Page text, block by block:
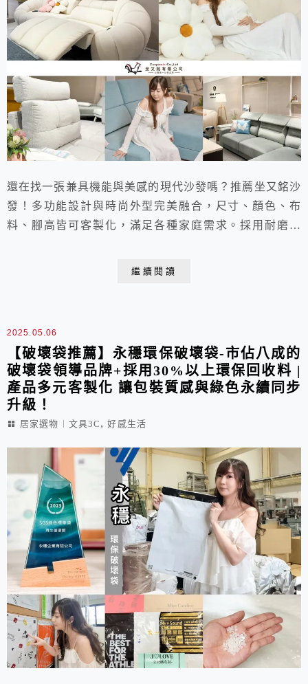
還在找一張兼具機能與美感的現代沙發嗎？推薦坐又銘沙
發！多功能設計與時尚外型完美融合，尺寸、顏色、布
料、腳高皆可客製化，滿足各種家庭需求。採用耐磨抗
繼續閱讀
2025.05.06
【破壞袋推薦】永穩環保破壞袋-市佔八成的
破壞袋領導品牌+採用30%以上環保回收料 |
產品多元客製化 讓包裝質感與綠色永續同步
升級！
居家選物︱文具3C ,好感生活